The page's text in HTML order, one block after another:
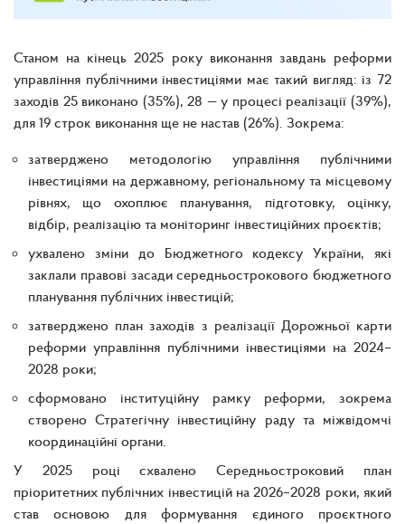
Станом на кінець 2025 року виконання завдань реформи
управління публічними інвестиціями має такий вигляд: із 72
заходів 25 виконано (35%), 28 — у процесі реалізації (39%),
для 19 строк виконання ще не настав (26%). Зокрема:
затверджено методологію управління публічними
інвестиціями на державному, регіональному та місцевому
рівнях, що охоплює планування, підготовку, оцінку,
відбір, реалізацію та моніторинг інвестиційних проєктів;
ухвалено зміни до Бюджетного кодексу України, які
заклали правові засади середньострокового бюджетного
планування публічних інвестицій;
затверджено план заходів з реалізації Дорожньої карти
реформи управління публічними інвестиціями на 2024–
2028 роки;
сформовано інституційну рамку реформи, зокрема
створено Стратегічну інвестиційну раду та міжвідомчі
координаційні органи.
У 2025 році схвалено Середньостроковий план
пріоритетних публічних інвестицій на 2026–2028 роки, який
став основою для формування єдиного проєктного